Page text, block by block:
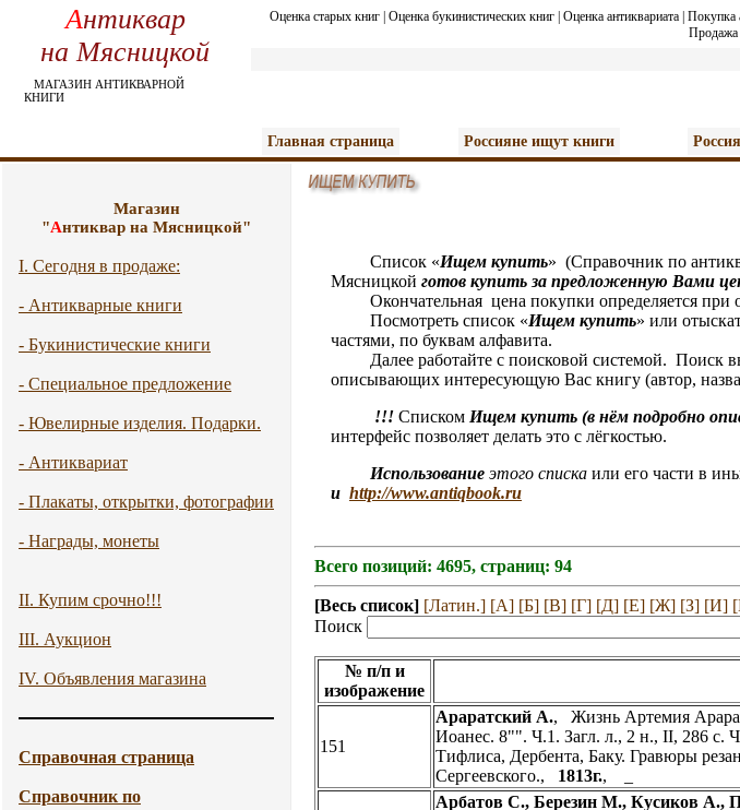
Антиквар
на Мясницкой
МАГАЗИН АНТИКВАРНОЙ
КНИГИ
Оценка старых книг Оценка букинистических книг Оценка антиквариата Покупка
Продажа
Главная страница Россияне ищут книги
Магазин
"Антиквар на Мясницкой"
I. Сегодня в продаже:
- Антикварные книги
- Букинистические книги
- Специальное предложение
- Ювелирные изделия. Подарки.
- Антиквариат
- Плакаты, открытки, фотографии
- Награды, монеты
II. Купим срочно!!!
III. Аукцион
IV. Объявления магазина
Справочная страница
Справочник по
Список «Ищем купить» (Справочник по
Мясницкой готов купить за предложенную Вами
Окончательная цена покупки определяется при
Посмотреть список «Ищем купить» или
частями, по буквам алфавита.
Далее работайте с поисковой системой. Поиск
описывающих интересующую Вас книгу (автор,
!!! Списком Ищем купить (в нём подробно
интерфейс позволяет делать это с лёгкостью.
Использование этого списка или его части в
и http://www.antiqbook.ru
Всего позиций: 4695, страниц: 94
[Весь список] [Латин.] [А] [Б] [В] [Г] [Д] [Е] [Ж] [З] [И]
Поиск
№ п/п и
изображение
151
Араратский А., Жизнь Артемия
Иоанес. 8"". Ч.1. Загл. л., 2 н., II, 286 с.
Тифлиса, Дербента, Баку. Гравюры
Сергеевского., 1813г., _
Арбатов С., Березин М., Кусиков А.,